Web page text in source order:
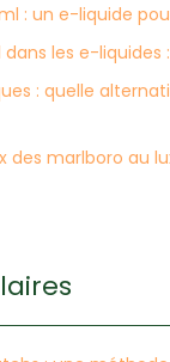
: un e-liquide
les e-liquides
: quelle
des marlboro au